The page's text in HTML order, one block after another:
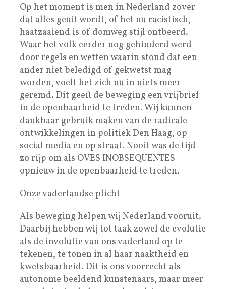
Op het moment is men in Nederland zover
dat alles geuit wordt, of het nu racistisch,
haatzaaiend is of domweg stijl ontbeerd.
Waar het volk eerder nog gehinderd werd
door regels en wetten waarin stond dat een
ander niet beledigd of gekwetst mag
worden, voelt het zich nu in niets meer
geremd. Dit geeft de beweging een vrijbrief
in de openbaarheid te treden. Wij kunnen
dankbaar gebruik maken van de radicale
ontwikkelingen in politiek Den Haag, op
social media en op straat. Nooit was de tijd
zo rijp om als OVES INOBSEQUENTES
opnieuw in de openbaarheid te treden.
Onze vaderlandse plicht
Als beweging helpen wij Nederland vooruit.
Daarbij hebben wij tot taak zowel de evolutie
als de involutie van ons vaderland op te
tekenen, te tonen in al haar naaktheid en
kwetsbaarheid. Dit is ons voorrecht als
autonome beeldend kunstenaars, maar meer